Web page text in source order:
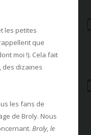
les petites
que
moi !). Cela fait
des dizaines
les fans de
de Broly. Nous
Broly, le